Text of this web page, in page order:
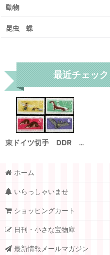
動物
昆虫 蝶
最近チェッ
東ドイツ切手 DDR 1962年 動物 トガリネズミ イイズナ コウモリ 蜂 4種
ホーム
いらっしゃいませ
ショッピングカート
日刊・小さな宝物庫
最新情報メールマガジン